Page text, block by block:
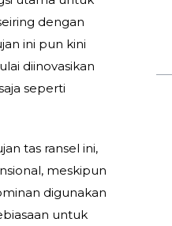
dengan
ini pun kini
diinovasikan
seperti
tas ransel ini,
meskipun
digunakan
untuk